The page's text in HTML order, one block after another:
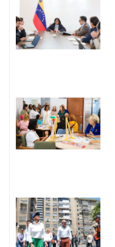
n
t
a
d